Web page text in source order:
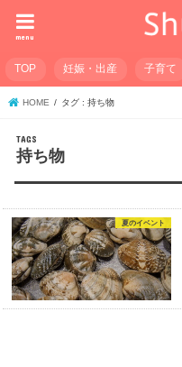
menu
TOP 妊娠・出産 子育て
HOME タグ : 持ち物
持ち物
夏のイベント